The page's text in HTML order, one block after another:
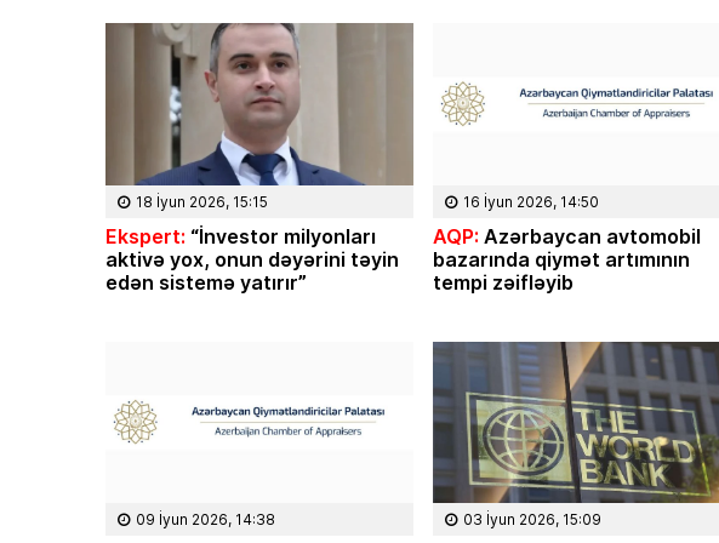
18 İyun 2026, 15:15
Ekspert: “İnvestor milyonları
aktivə yox, onun dəyərini təyin
edən sistemə yatırır”
16 İyun 2026, 14:50
AQP: Azərbaycan avtomobil
bazarında qiymət artımının
tempi zəifləyib
09 İyun 2026, 14:38 03 İyun 2026, 15:09
Memarlıq və İnşaat
iqtisadçı-mühəndis ixtisası
İqtisad elmləri doktorudur.
Əliyev başa çatdıra biləcək. Mən […]